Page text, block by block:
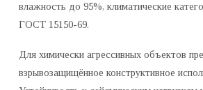
влажность до 95%, климатические
ГОСТ 15150-69.
Для химически агрессивных объектов
взрывозащищённое конструктивное